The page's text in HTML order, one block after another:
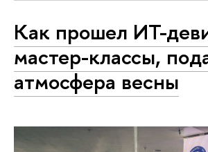
Как прошел ИТ-
мастер-классы,
атмосфера весны